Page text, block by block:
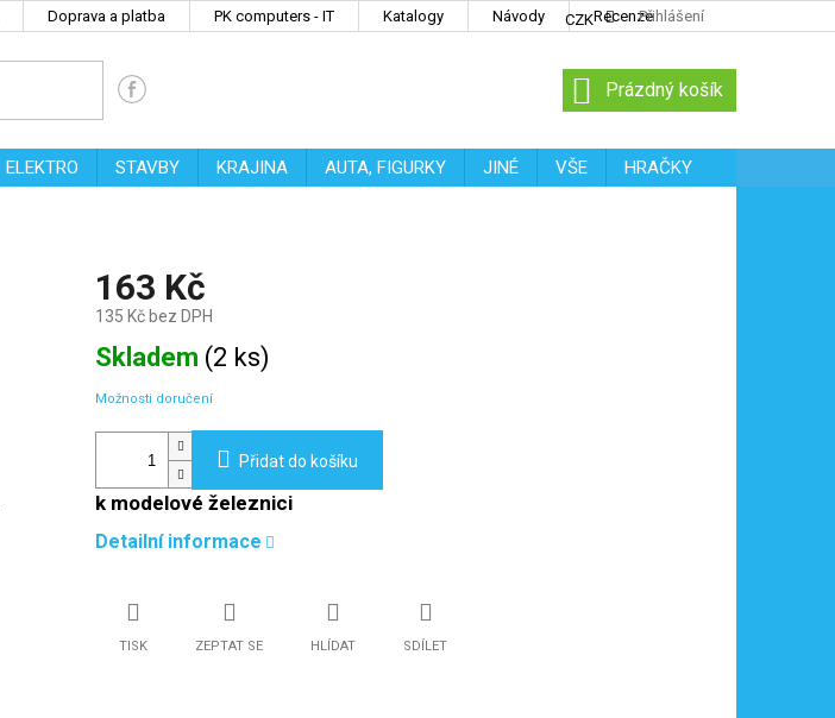
Doprava a platba PK computers - IT Katalogy Návody Recenze
CZK Přihlášení
NÁKUPNÍ
KOŠÍK
Prázdný košík
ELEKTRO STAVBY KRAJINA AUTA, FIGURKY JINÉ VŠE
HRAČKY
163 Kč
135 Kč bez DPH
Měrná
cena:
Skladem (2 ks)
Možnosti doručení
Přidat do košíku
k modelové železnici
Detailní informace
TISK ZEPTAT SE HLÍDAT SDÍLET